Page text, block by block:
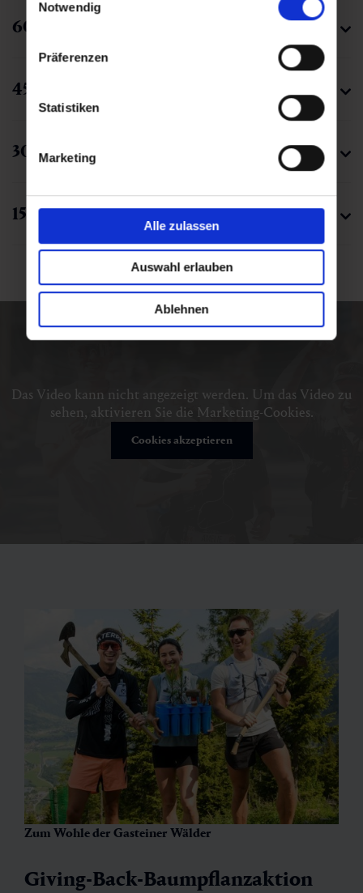
Nutzung der Dienste gesammelt haben.
Notwendig
Präferenzen
Statistiken
Marketing
Alle zulassen
Auswahl erlauben
Ablehnen
60K Ultra Loop
45K Individual
30K Individual
15K Run
Das Video kann nicht angezeigt werden. Um das Video zu
sehen, aktivieren Sie die Marketing-Cookies.
Cookies akzeptieren
Zum Wohle der Gasteiner Wälder
Giving-Back-Baumpflanzaktion